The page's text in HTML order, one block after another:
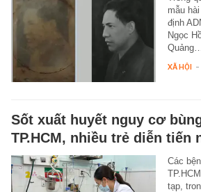
mẫu
định
Ngọc
Quảng…
XÃ HỘI -
Sốt xuất huyết nguy cơ
TP.HCM, nhiều trẻ diễn tiến
Các
tạp,